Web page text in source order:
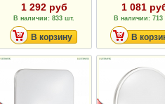
1 292 руб
В наличии: 833 шт.
В корзину
1 081
В наличии: 713
В